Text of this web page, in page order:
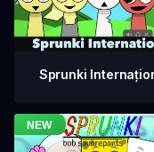
Sprunki